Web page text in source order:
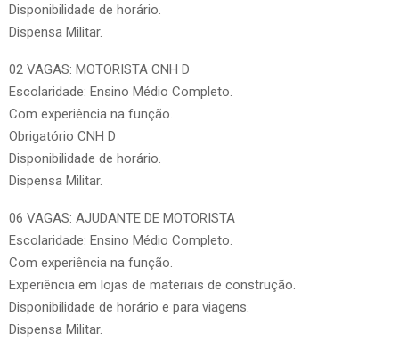
Disponibilidade de horário.
Dispensa Militar.
02 VAGAS: MOTORISTA CNH D
Escolaridade: Ensino Médio Completo.
Com experiência na função.
Obrigatório CNH D
Disponibilidade de horário.
Dispensa Militar.
06 VAGAS: AJUDANTE DE MOTORISTA
Escolaridade: Ensino Médio Completo.
Com experiência na função.
Experiência em lojas de materiais de construção.
Disponibilidade de horário e para viagens.
Dispensa Militar.